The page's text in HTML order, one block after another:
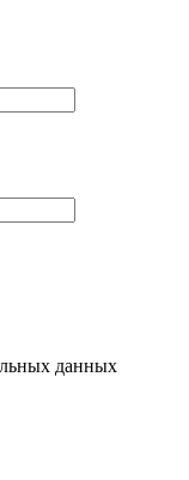
данных